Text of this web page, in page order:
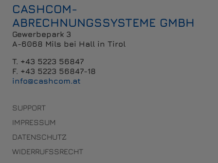
CASHCOM-
ABRECHNUNGSSYSTEME GMBH
Gewerbepark 3
A-6068 Mils bei Hall in Tirol
T. +43 5223 56847
F. +43 5223 56847-18
info@cashcom.at
SUPPORT
IMPRESSUM
DATENSCHUTZ
WIDERRUFSSRECHT